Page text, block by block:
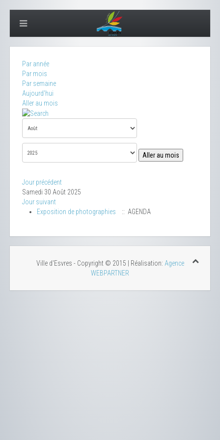
Par année
Par mois
Par semaine
Aujourd'hui
Aller au mois
Aller au mois
Jour précédent
Samedi 30 Août 2025
Jour suivant
Exposition de photographies
:: AGENDA
Ville d'Esvres - Copyright © 2015 | Réalisation: Agence
WEBPARTNER